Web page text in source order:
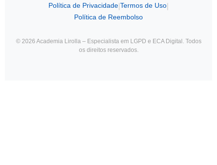
Política de Privacidade Termos de Uso
Política de Reembolso
© 2026 Academia Lirolla – Especialista em LGPD e ECA Digital. Todos
os direitos reservados.